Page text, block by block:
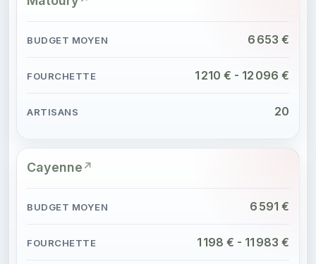
6 653 €
1 210 € - 12 096 €
20
Cayenne
6 591 €
1 198 € - 11 983 €